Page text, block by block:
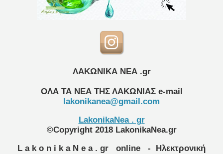
ΛΑΚΩΝΙΚΑ ΝΕΑ .gr
ΟΛΑ ΤΑ ΝΕΑ ΤΗΣ ΛΑΚΩΝΙΑΣ e-mail
lakonikanea@gmail.com
LakonikaNea . gr
©Copyright 2018 LakonikaNea.gr
L a k o n i k a N e a . gr
online
- Ηλεκτρονική